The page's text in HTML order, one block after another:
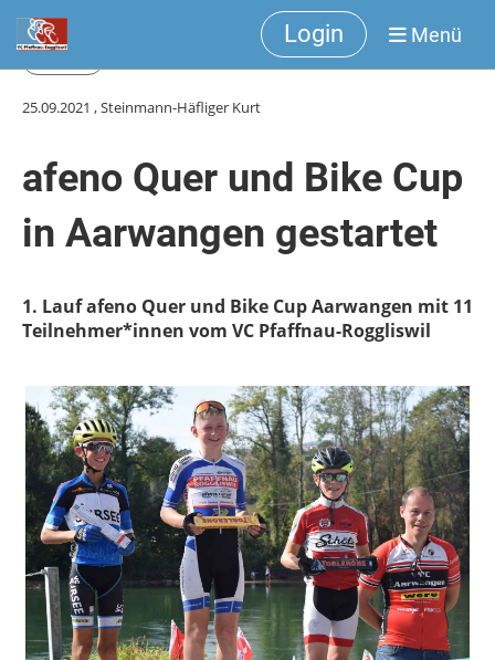
Login Menü
25.09.2021 , Steinmann-Häfliger Kurt
afeno Quer und Bike Cup
in Aarwangen gestartet
1. Lauf afeno Quer und Bike Cup Aarwangen mit 11
Teilnehmer*innen vom VC Pfaffnau-Roggliswil